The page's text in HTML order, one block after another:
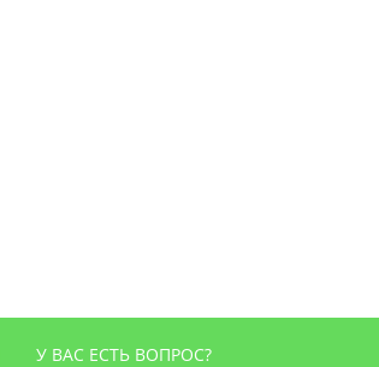
У ВАС ЕСТЬ ВОПРОС?